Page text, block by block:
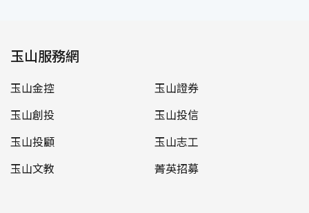
玉山服務網
玉山金控
玉山證券
玉山創投
玉山投信
玉山投顧
玉山志工
玉山文教
菁英招募